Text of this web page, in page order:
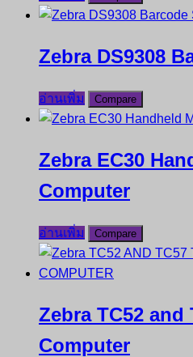
Zebra DS9308
อ่านเพิ่ม Compare
Zebra EC30
Computer
อ่านเพิ่ม Compare
Zebra TC52 and
Computer